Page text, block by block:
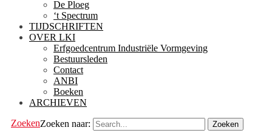
De Ploeg
‘t Spectrum
TIJDSCHRIFTEN
OVER LKI
Erfgoedcentrum Industriële Vormgeving
Bestuursleden
Contact
ANBI
Boeken
ARCHIEVEN
ZoekenZoeken naar: